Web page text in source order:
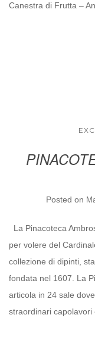
Canestra di Frutta –
Posted on
La Pinacoteca
per volere del
collezione di dipinti,
fondata nel 1607. La
articola in 24 sale
straordinari